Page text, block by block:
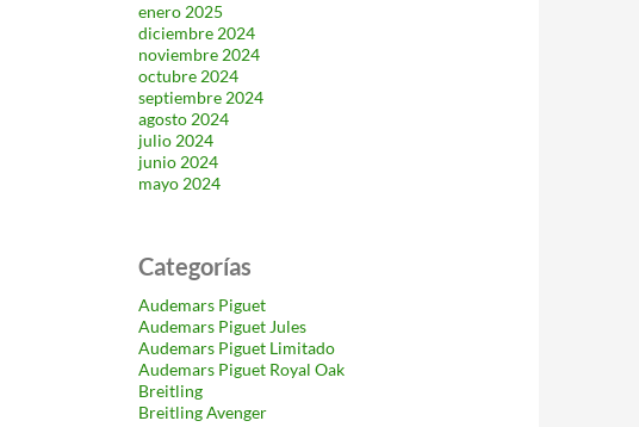
enero 2025
diciembre 2024
noviembre 2024
octubre 2024
septiembre 2024
agosto 2024
julio 2024
junio 2024
mayo 2024
Categorías
Audemars Piguet
Audemars Piguet Jules
Audemars Piguet Limitado
Audemars Piguet Royal Oak
Breitling
Breitling Avenger